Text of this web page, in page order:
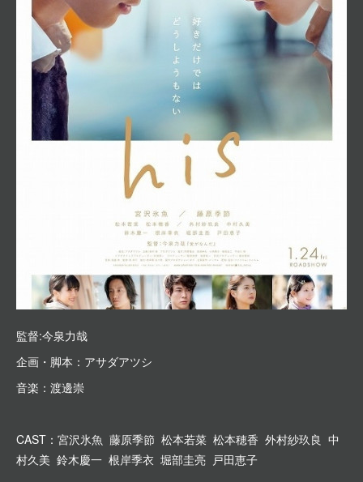
監督:今泉力哉
企画・脚本：アサダアツシ
音楽：渡邊崇
CAST：宮沢氷魚 藤原季節 松本若菜 松本穂香 外村紗玖良 中
村久美 鈴木慶一 根岸季衣 堀部圭亮 戸田恵子